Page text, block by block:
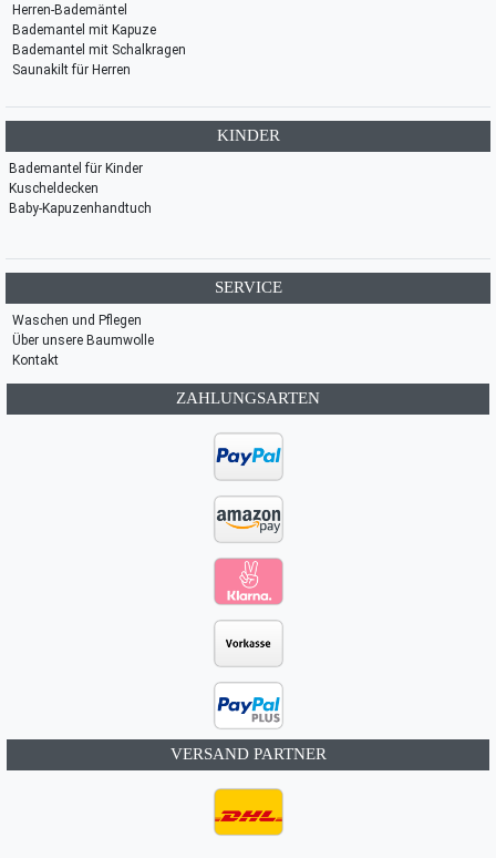
Herren-Bademäntel
Bademantel mit Kapuze
Bademantel mit Schalkragen
Saunakilt für Herren
KINDER
Bademantel für Kinder
Kuscheldecken
Baby-Kapuzenhandtuch
SERVICE
Waschen und Pflegen
Über unsere Baumwolle
Kontakt
ZAHLUNGSARTEN
VERSAND PARTNER